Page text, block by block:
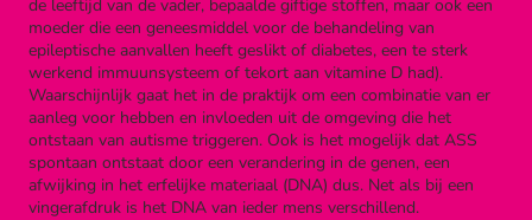
de leeftijd van de vader, bepaalde giftige stoffen, maar ook een
moeder die een geneesmiddel voor de behandeling van
epileptische aanvallen heeft geslikt of diabetes, een te sterk
werkend immuunsysteem of tekort aan vitamine D had).
Waarschijnlijk gaat het in de praktijk om een combinatie van er
aanleg voor hebben en invloeden uit de omgeving die het
ontstaan van autisme triggeren. Ook is het mogelijk dat ASS
spontaan ontstaat door een verandering in de genen, een
afwijking in het erfelijke materiaal (DNA) dus. Net als bij een
vingerafdruk is het DNA van ieder mens verschillend.